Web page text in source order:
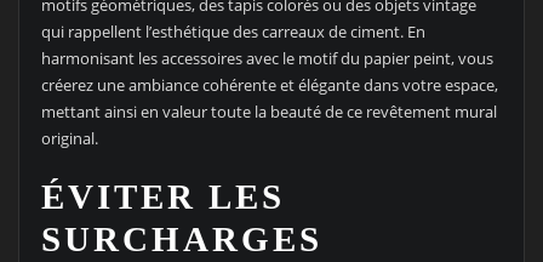
motifs géométriques, des tapis colorés ou des objets vintage
qui rappellent l’esthétique des carreaux de ciment. En
harmonisant les accessoires avec le motif du papier peint, vous
créerez une ambiance cohérente et élégante dans votre espace,
mettant ainsi en valeur toute la beauté de ce revêtement mural
original.
ÉVITER LES
SURCHARGES